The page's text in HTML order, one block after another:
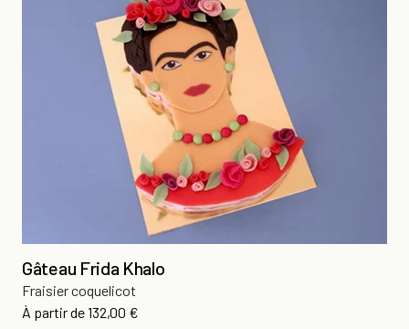
Gâteau Frida Khalo
Fraisier coquelicot
À partir dePrix
132,00 €